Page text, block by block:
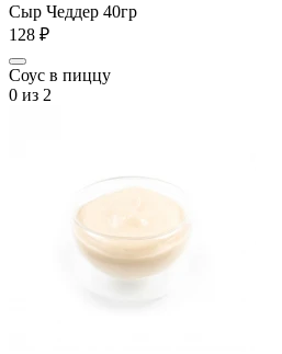
Сыр Чеддер 40гр
128 ₽
Соус в пиццу
0 из 2